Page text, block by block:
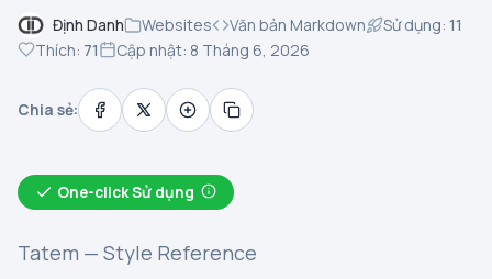
Định Danh Websites Văn bản Markdown Sử dụng: 11
Thích: 71 Cập nhật: 8 Tháng 6, 2026
Chia sẻ:
One-click Sử dụng
Tatem — Style Reference